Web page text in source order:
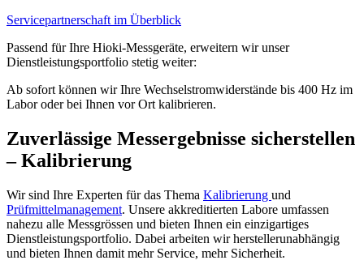
Servicepartnerschaft im Überblick
Passend für Ihre Hioki-Messgeräte, erweitern wir unser
Dienstleistungsportfolio stetig weiter:
Ab sofort können wir Ihre Wechselstromwiderstände bis 400 Hz im
Labor oder bei Ihnen vor Ort kalibrieren.
Zuverlässige Messergebnisse sicherstellen
– Kalibrierung
Wir sind Ihre Experten für das Thema Kalibrierung und
Prüfmittelmanagement. Unsere akkreditierten Labore umfassen
nahezu alle Messgrössen und bieten Ihnen ein einzigartiges
Dienstleistungsportfolio. Dabei arbeiten wir herstellerunabhängig
und bieten Ihnen damit mehr Service, mehr Sicherheit.